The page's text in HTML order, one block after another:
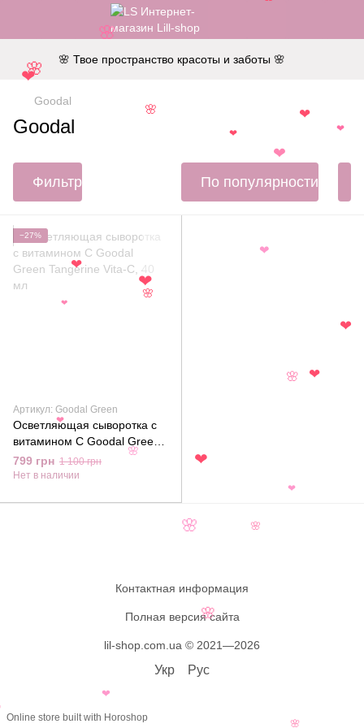
🌸 Твое пространство красоты и заботы 🌸
Goodal
Goodal
Фильтр По популярности
−27%
Артикул: Goodal Green
Осветляющая сыворотка с
витамином C Goodal Green
Tangerine Vita-C, 40 мл
799 грн 1 100 грн
Нет в наличии
Контактная информация
Полная версия сайта
lil-shop.com.ua © 2021—2026
Укр Рус
Online store built with Horoshop
🌸
🌸
❤
🌸
❤
🌸
❤
❤
❤
🌸 ❤
❤
❤
❤
❤
❤
🌸
🌸
❤
❤
❤
🌸
❤
🌸